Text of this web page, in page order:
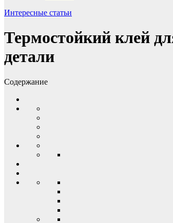
Интересные статьи
Термостойкий клей
детали
Содержание